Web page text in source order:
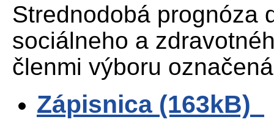
Strednodobá prognóza
sociálneho a
členmi výboru
Zápisnica (163kB)